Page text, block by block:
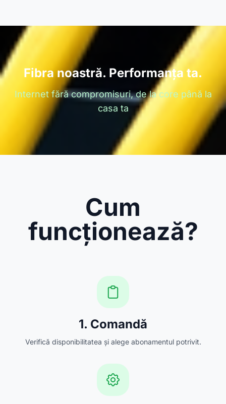
Fibra noastră. Performanța ta.
Internet fără compromisuri, de la core până la
casa ta
Cum
funcționează?
1. Comandă
Verifică disponibilitatea și alege abonamentul potrivit.